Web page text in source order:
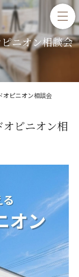
ニオン相談会
オピニオン相談会
ピニオン相